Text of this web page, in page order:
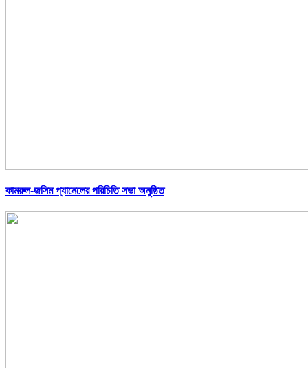
কামরুল-জসিম প্যানেলের পরিচিতি সভা অনুষ্ঠিত